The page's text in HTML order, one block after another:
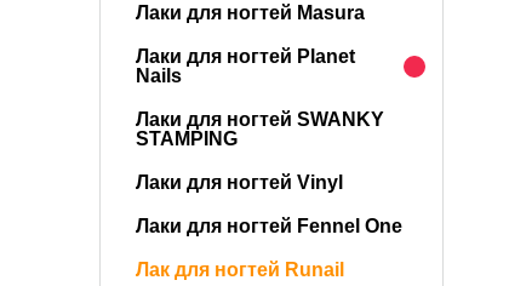
Лаки для ногтей Masura
Лаки для ногтей Planet
Nails
Лаки для ногтей SWANKY
STAMPING
Лаки для ногтей Vinyl
Лаки для ногтей Fennel One
Лак для ногтей Runail